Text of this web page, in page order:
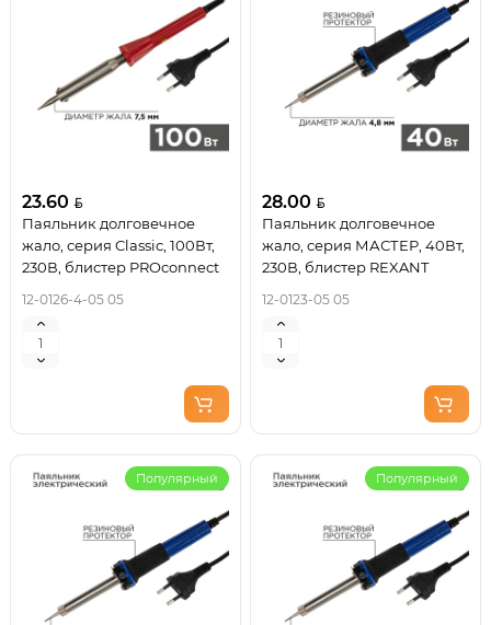
23.60
Паяльник долговечное
жало, серия Classic, 100Вт,
230В, блистер PROconnect
12-0126-4-05 05
28.00
Паяльник долговечное
жало, серия МАСТЕР, 40Вт,
230В, блистер REXANT
12-0123-05 05
Популярный Популярный